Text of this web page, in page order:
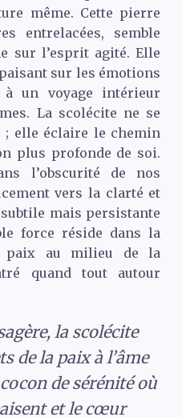
même. Cette pierre
entrelacées, semble
sur l’esprit agité. Elle
sur les émotions
à un voyage intérieur
La scolécite ne se
; elle éclaire le chemin
plus profonde de soi.
l’obscurité de nos
vers la clarté et
mais persistante
force réside dans la
paix au milieu de la
quand tout autour
la scolécite
de la paix à l’âme
de sérénité où
et le cœur